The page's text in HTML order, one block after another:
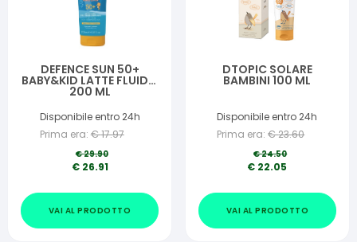
DEFENCE SUN 50+
BABY&KID LATTE FLUIDO
200 ML
Disponibile entro 24h
Prima era: €17.97
€29.90
€ 26.91
VAI AL PRODOTTO
DTOPIC SOLARE
BAMBINI 100 ML
Disponibile entro 24h
Prima era: €23.60
€24.50
€ 22.05
VAI AL PRODOTTO